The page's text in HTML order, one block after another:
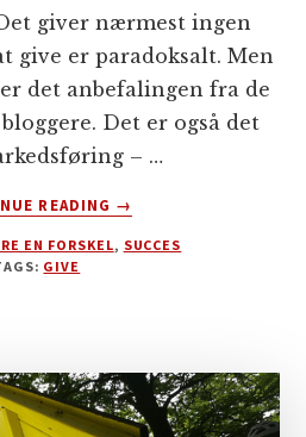
giver nærmest ingen
give er paradoksalt. Men
det anbefalingen fra de
Det er også det
– …
READING
OM
FÅR
–
GAVMILDHEDENS
→
EN FORSKEL, SUCCES
GIVE